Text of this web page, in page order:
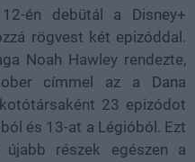
én debütál a Disney+
rögvest két epizóddal.
Noah Hawley rendezte,
címmel az a Dana
23 epizódot
és 13-at a Légióból. Ezt
újabb részek egészen a